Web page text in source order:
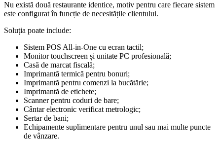
Nu există două restaurante identice, motiv pentru care fiecare sistem
este configurat în funcție de necesitățile clientului.
Soluția poate include:
Sistem POS All-in-One cu ecran tactil;
Monitor touchscreen și unitate PC profesională;
Casă de marcat fiscală;
Imprimantă termică pentru bonuri;
Imprimantă pentru comenzi la bucătărie;
Imprimantă de etichete;
Scanner pentru coduri de bare;
Cântar electronic verificat metrologic;
Sertar de bani;
Echipamente suplimentare pentru unul sau mai multe puncte
de vânzare.